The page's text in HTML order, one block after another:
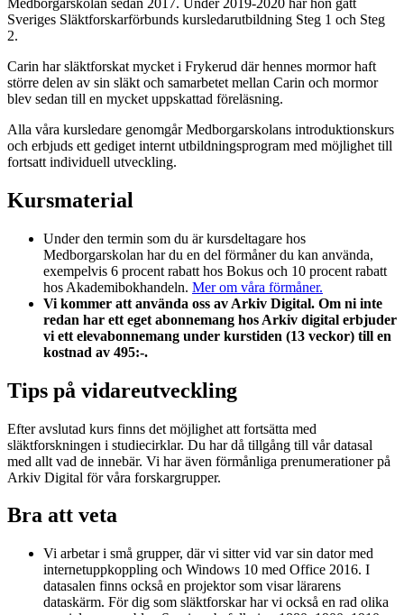
Medborgarskolan sedan 2017. Under 2019-2020 har hon gått
Sveriges Släktforskarförbunds kursledarutbildning Steg 1 och Steg
2.
Carin har släktforskat mycket i Frykerud där hennes mormor haft
större delen av sin släkt och samarbetet mellan Carin och mormor
blev sedan till en mycket uppskattad föreläsning.
Alla våra kursledare genomgår Medborgarskolans introduktionskurs
och erbjuds ett gediget internt utbildningsprogram med möjlighet till
fortsatt individuell utveckling.
Kursmaterial
Under den termin som du är kursdeltagare hos
Medborgarskolan har du en del förmåner du kan använda,
exempelvis 6 procent rabatt hos Bokus och 10 procent rabatt
hos Akademibokhandeln. Mer om våra förmåner.
Vi kommer att använda oss av Arkiv Digital. Om ni inte
redan har ett eget abonnemang hos Arkiv digital erbjuder
vi ett elevabonnemang under kurstiden (13 veckor) till en
kostnad av 495:-.
Tips på vidareutveckling
Efter avslutad kurs finns det möjlighet att fortsätta med
släktforskningen i studiecirklar. Du har då tillgång till vår datasal
med allt vad de innebär. Vi har även förmånliga prenumerationer på
Arkiv Digital för våra forskargrupper.
Bra att veta
Vi arbetar i små grupper, där vi sitter vid var sin dator med
internetuppkoppling och Windows 10 med Office 2016. I
datasalen finns också en projektor som visar lärarens
dataskärm. För dig som släktforskar har vi också en rad olika